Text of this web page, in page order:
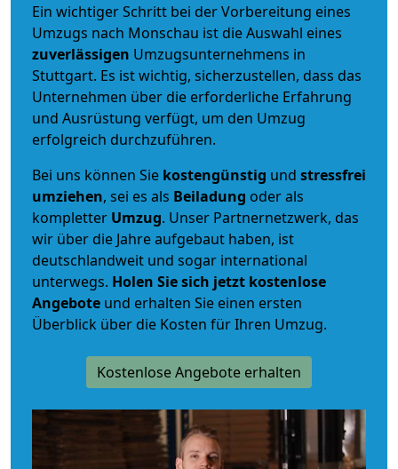
Ein wichtiger Schritt bei der Vorbereitung eines
Umzugs nach Monschau ist die Auswahl eines
zuverlässigen Umzugsunternehmens in
Stuttgart. Es ist wichtig, sicherzustellen, dass das
Unternehmen über die erforderliche Erfahrung
und Ausrüstung verfügt, um den Umzug
erfolgreich durchzuführen.
Bei uns können Sie kostengünstig und stressfrei
umziehen, sei es als Beiladung oder als
kompletter Umzug. Unser Partnernetzwerk, das
wir über die Jahre aufgebaut haben, ist
deutschlandweit und sogar international
unterwegs. Holen Sie sich jetzt kostenlose
Angebote und erhalten Sie einen ersten
Überblick über die Kosten für Ihren Umzug.
Kostenlose Angebote erhalten